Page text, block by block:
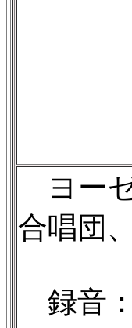
ヨー
合唱団
録音：